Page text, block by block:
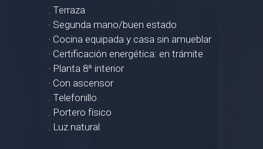
. Terraza
· Segunda mano/buen estado
· Cocina equipada y casa sin amueblar
· Certificación energética: en trámite
· Planta 8ª interior
· Con ascensor
. Telefonillo
. Portero físico
. Luz natural